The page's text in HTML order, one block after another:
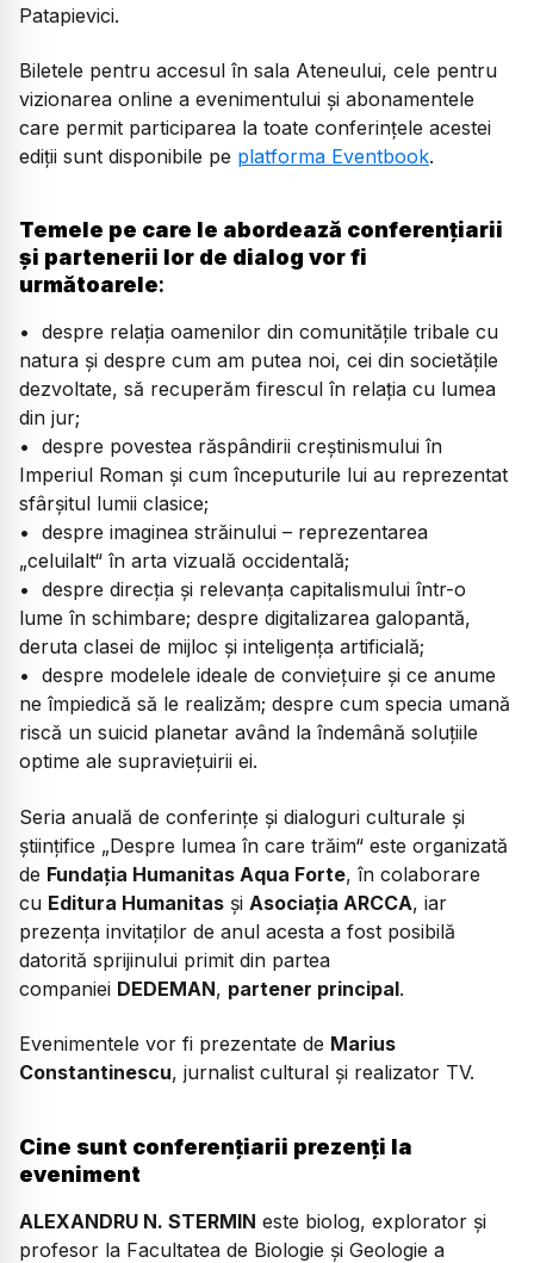
Patapievici.
Biletele pentru accesul în sala Ateneului, cele pentru
vizionarea online a evenimentului și abonamentele
care permit participarea la toate conferințele acestei
ediții sunt disponibile pe platforma Eventbook.
Temele pe care le abordează conferențiarii
și partenerii lor de dialog vor fi
următoarele:
• despre relația oamenilor din comunitățile tribale cu
natura și despre cum am putea noi, cei din societățile
dezvoltate, să recuperăm firescul în relația cu lumea
din jur;
• despre povestea răspândirii creștinismului în
Imperiul Roman și cum începuturile lui au reprezentat
sfârșitul lumii clasice;
• despre imaginea străinului – reprezentarea
„celuilalt“ în arta vizuală occidentală;
• despre direcția și relevanța capitalismului într-o
lume în schimbare; despre digitalizarea galopantă,
deruta clasei de mijloc și inteligența artificială;
• despre modelele ideale de conviețuire și ce anume
ne împiedică să le realizăm; despre cum specia umană
riscă un suicid planetar având la îndemână soluțiile
optime ale supraviețuirii ei.
Seria anuală de conferințe și dialoguri culturale şi
ştiinţifice „Despre lumea în care trăim“ este organizată
de Fundaţia Humanitas Aqua Forte, în colaborare
cu Editura Humanitas și Asociația ARCCA, iar
prezența invitaților de anul acesta a fost posibilă
datorită sprijinului primit din partea
companiei DEDEMAN, partener principal.
Evenimentele vor fi prezentate de Marius
Constantinescu, jurnalist cultural şi realizator TV.
Cine sunt conferențiarii prezenți la
eveniment
ALEXANDRU N. STERMIN este biolog, explorator și
profesor la Facultatea de Biologie și Geologie a